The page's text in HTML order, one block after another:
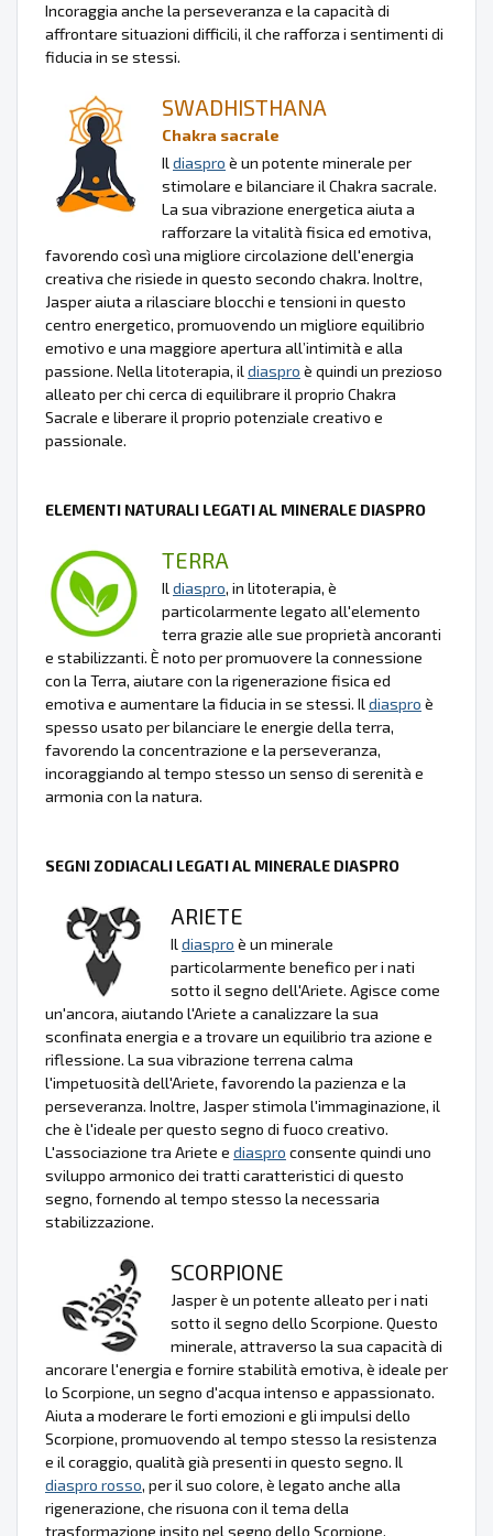
Incoraggia anche la perseveranza e la capacità di
affrontare situazioni difficili, il che rafforza i sentimenti di
fiducia in se stessi.
SWADHISTHANA
Chakra sacrale
Il diaspro è un potente minerale per
stimolare e bilanciare il Chakra sacrale.
La sua vibrazione energetica aiuta a
rafforzare la vitalità fisica ed emotiva,
favorendo così una migliore circolazione dell'energia
creativa che risiede in questo secondo chakra. Inoltre,
Jasper aiuta a rilasciare blocchi e tensioni in questo
centro energetico, promuovendo un migliore equilibrio
emotivo e una maggiore apertura all’intimità e alla
passione. Nella litoterapia, il diaspro è quindi un prezioso
alleato per chi cerca di equilibrare il proprio Chakra
Sacrale e liberare il proprio potenziale creativo e
passionale.
ELEMENTI NATURALI LEGATI AL MINERALE DIASPRO
TERRA
Il diaspro, in litoterapia, è
particolarmente legato all'elemento
terra grazie alle sue proprietà ancoranti
e stabilizzanti. È noto per promuovere la connessione
con la Terra, aiutare con la rigenerazione fisica ed
emotiva e aumentare la fiducia in se stessi. Il diaspro è
spesso usato per bilanciare le energie della terra,
favorendo la concentrazione e la perseveranza,
incoraggiando al tempo stesso un senso di serenità e
armonia con la natura.
SEGNI ZODIACALI LEGATI AL MINERALE DIASPRO
ARIETE
Il diaspro è un minerale
particolarmente benefico per i nati
sotto il segno dell'Ariete. Agisce come
un'ancora, aiutando l'Ariete a canalizzare la sua
sconfinata energia e a trovare un equilibrio tra azione e
riflessione. La sua vibrazione terrena calma
l'impetuosità dell'Ariete, favorendo la pazienza e la
perseveranza. Inoltre, Jasper stimola l'immaginazione, il
che è l'ideale per questo segno di fuoco creativo.
L'associazione tra Ariete e diaspro consente quindi uno
sviluppo armonico dei tratti caratteristici di questo
segno, fornendo al tempo stesso la necessaria
stabilizzazione.
SCORPIONE
Jasper è un potente alleato per i nati
sotto il segno dello Scorpione. Questo
minerale, attraverso la sua capacità di
ancorare l'energia e fornire stabilità emotiva, è ideale per
lo Scorpione, un segno d'acqua intenso e appassionato.
Aiuta a moderare le forti emozioni e gli impulsi dello
Scorpione, promuovendo al tempo stesso la resistenza
e il coraggio, qualità già presenti in questo segno. Il
diaspro rosso, per il suo colore, è legato anche alla
rigenerazione, che risuona con il tema della
trasformazione insito nel segno dello Scorpione.